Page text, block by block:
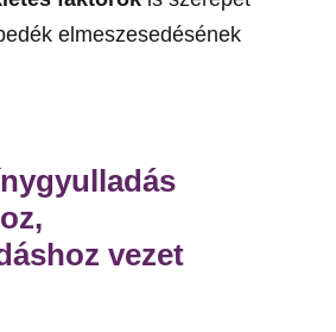
elmeszesedésének
vezet